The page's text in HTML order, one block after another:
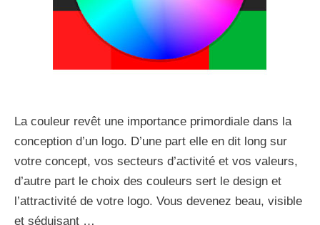
La couleur revêt une importance primordiale dans la
conception d’un logo. D’une part elle en dit long sur
votre concept, vos secteurs d’activité et vos valeurs,
d’autre part le choix des couleurs sert le design et
l’attractivité de votre logo. Vous devenez beau, visible
et séduisant …